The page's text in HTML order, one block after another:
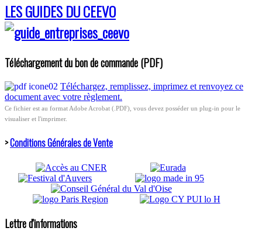
LES GUIDES DU CEEVO
Téléchargement du bon de commande (PDF)
Téléchargez, remplissez, imprimez et renvoyez ce
document avec votre règlement.
Ce fichier est au format Adobe Acrobat (.PDF), vous devez posséder un plug-in pour le
visualiser et l'imprimer.
>Conditions Générales de Vente
Lettre d'informations